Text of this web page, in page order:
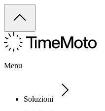
Menu
Soluzioni